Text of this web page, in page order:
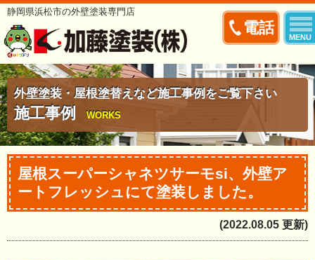
電話
MENU
静岡県浜松市の外壁塗装専門店
外壁塗装・屋根塗替えなど施工事例をご覧下さい
施工事例 WORKS
屋根スーパーシャネツサーモsi、外壁ア
ートフレッシュにて塗装しました。
(2022.08.05 更新)